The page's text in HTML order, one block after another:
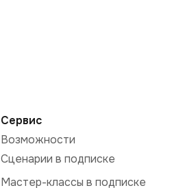
Сервис
Возможности
Сценарии в подписке
Мастер-классы в подписке